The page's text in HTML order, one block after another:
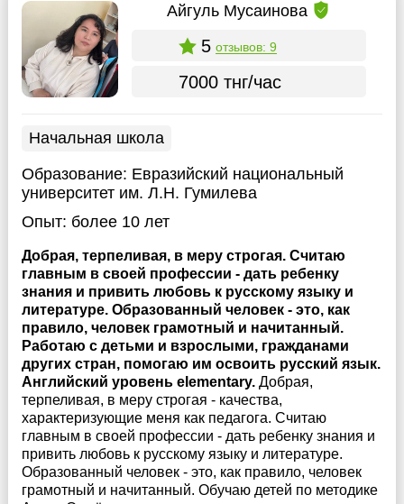
Айгуль Мусаинова
5 отзывов: 9
7000 тнг/час
Начальная школа
Образование: Евразийский национальный
университет им. Л.Н. Гумилева
Опыт: более 10 лет
Добрая, терпеливая, в меру строгая. Считаю
главным в своей профессии - дать ребенку
знания и привить любовь к русскому языку и
литературе. Образованный человек - это, как
правило, человек грамотный и начитанный.
Работаю с детьми и взрослыми, гражданами
других стран, помогаю им освоить русский язык.
Английский уровень elementary. Добрая,
терпеливая, в меру строгая - качества,
характеризующие меня как педагога. Считаю
главным в своей профессии - дать ребенку знания и
привить любовь к русскому языку и литературе.
Образованный человек - это, как правило, человек
грамотный и начитанный. Обучаю детей по методике